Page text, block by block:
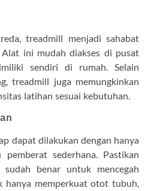
treadmill menjadi sahabat
ini mudah diakses di pusat
sendiri di rumah. Selain
treadmill juga memungkinkan
latihan sesuai kebutuhan.
dapat dilakukan dengan hanya
pemberat sederhana. Pastikan
benar untuk mencegah
hanya memperkuat otot tubuh,